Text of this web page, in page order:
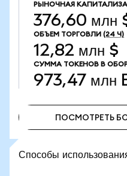
РЫНОЧНАЯ
376,60 млн
ОБЪЕМ ТОРГОВЛИ (24 Ч)
12,82 млн $
СУММА ТОКЕНОВ В
973,47 млн
ПОСМОТРЕТЬ
Способы